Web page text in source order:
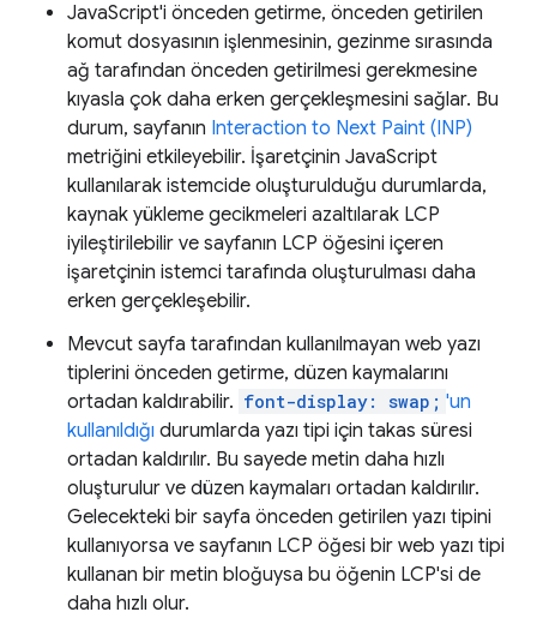
JavaScript'i önceden getirme, önceden getirilen
komut dosyasının işlenmesinin, gezinme sırasında
ağ tarafından önceden getirilmesi gerekmesine
kıyasla çok daha erken gerçekleşmesini sağlar. Bu
durum, sayfanın Interaction to Next Paint (INP)
metriğini etkileyebilir. İşaretçinin JavaScript
kullanılarak istemcide oluşturulduğu durumlarda,
kaynak yükleme gecikmeleri azaltılarak LCP
iyileştirilebilir ve sayfanın LCP öğesini içeren
işaretçinin istemci tarafında oluşturulması daha
erken gerçekleşebilir.
Mevcut sayfa tarafından kullanılmayan web yazı
tiplerini önceden getirme, düzen kaymalarını
ortadan kaldırabilir. font-display: swap; 'un
kullanıldığı durumlarda yazı tipi için takas süresi
ortadan kaldırılır. Bu sayede metin daha hızlı
oluşturulur ve düzen kaymaları ortadan kaldırılır.
Gelecekteki bir sayfa önceden getirilen yazı tipini
kullanıyorsa ve sayfanın LCP öğesi bir web yazı tipi
kullanan bir metin bloğuysa bu öğenin LCP'si de
daha hızlı olur.